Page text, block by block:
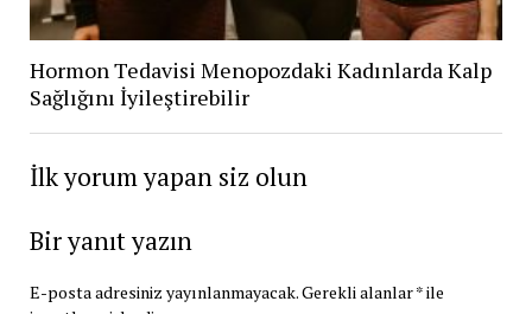
Hormon Tedavisi Menopozdaki Kadınlarda Kalp
Sağlığını İyileştirebilir
İlk yorum yapan siz olun
Bir yanıt yazın
E-posta adresiniz yayınlanmayacak.Gerekli alanlar*ile